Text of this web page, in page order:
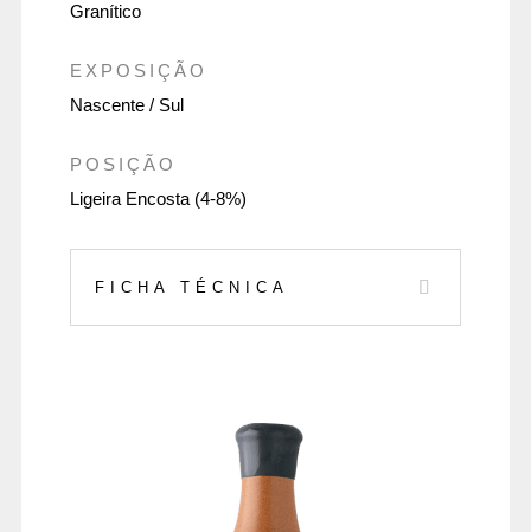
Granítico
EXPOSIÇÃO
Nascente / Sul
POSIÇÃO
Ligeira Encosta (4-8%)
FICHA TÉCNICA